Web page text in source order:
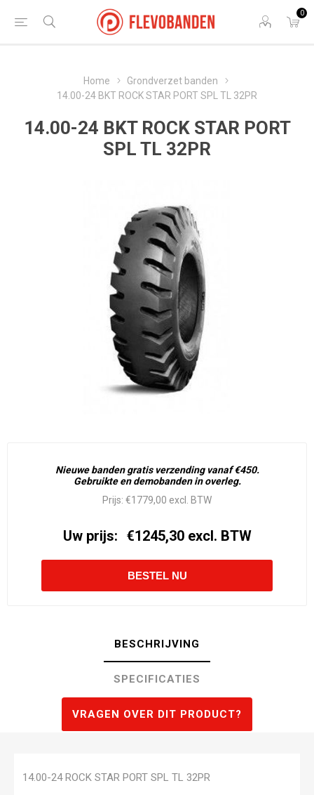
0
Home
Grondverzet banden
14.00-24 BKT ROCK STAR PORT SPL TL 32PR
14.00-24 BKT ROCK STAR PORT
SPL TL 32PR
Nieuwe banden gratis verzending vanaf €450.
Gebruikte en demobanden in overleg.
Prijs: €1779,00 excl. BTW
Uw prijs: €1245,30 excl. BTW
BESCHRIJVING
SPECIFICATIES
VRAGEN OVER DIT PRODUCT?
14.00-24 ROCK STAR PORT SPL TL 32PR